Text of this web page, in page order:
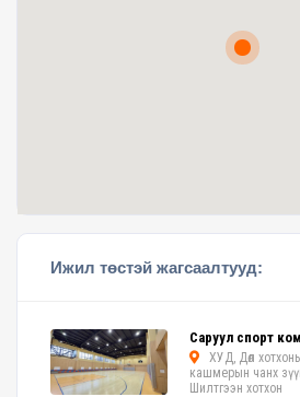
Ижил төстэй жагсаалтууд:
Саруул спорт
ХУД, Дөл
кашмерын чанх
Шилтгээн хотхон